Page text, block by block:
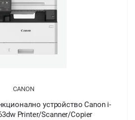
CANON
устройство Canon i-
Printer/Scanner/Copier